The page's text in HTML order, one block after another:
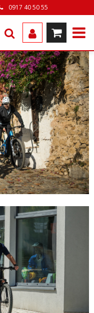
0917 40 50 55